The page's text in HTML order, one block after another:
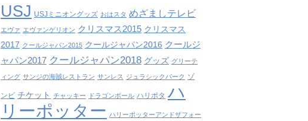
USJ USJミニオングッズ おはスタ めざましテレビ
エヴァ エヴァンゲリオン クリスマス2015 クリスマス
2017 クールジャパン2015 クールジャパン2016 クールジ
ャパン2017 クールジャパン2018 グッズ グリーテ
ィング サンジの海賊レストラン サンレス ジュラシックパーク ゾ
ンビ チケット チャッキー ドラゴンボール ハリポタ ハ
リーポッター ハリーポッターアンドザフォー